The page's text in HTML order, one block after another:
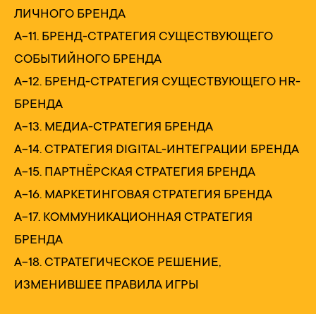
ЛИЧНОГО БРЕНДА
А-11. БРЕНД-СТРАТЕГИЯ СУЩЕСТВУЮЩЕГО
СОБЫТИЙНОГО БРЕНДА
А-12. БРЕНД-СТРАТЕГИЯ СУЩЕСТВУЮЩЕГО HR-
БРЕНДА
А-13. МЕДИА-СТРАТЕГИЯ БРЕНДА
А-14. СТРАТЕГИЯ DIGITAL-ИНТЕГРАЦИИ БРЕНДА
А-15. ПАРТНЁРСКАЯ СТРАТЕГИЯ БРЕНДА
А-16. МАРКЕТИНГОВАЯ СТРАТЕГИЯ БРЕНДА
А-17. КОММУНИКАЦИОННАЯ СТРАТЕГИЯ
БРЕНДА
А-18. СТРАТЕГИЧЕСКОЕ РЕШЕНИЕ,
ИЗМЕНИВШЕЕ ПРАВИЛА ИГРЫ